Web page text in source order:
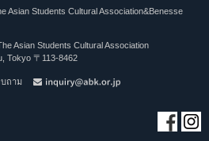
Students Cultural Association&Benesse
Asian Students Cultural Association
Tokyo 〒113-8462
ถาม